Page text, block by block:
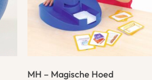
MH – Magische Hoed